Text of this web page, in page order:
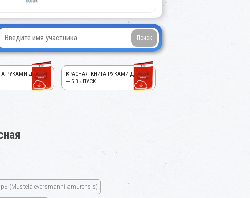
РУКАМИ ДЕТЕЙ!
КРАСНАЯ КНИГА РУКАМИ ДЕТЕЙ!
— 5 ВЫПУСК
(Mustela eversmanni amurensis)